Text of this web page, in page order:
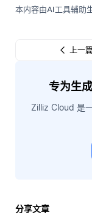
本内容由AI工具辅助
上一
专为生
Zilliz Cloud 是
分享文章